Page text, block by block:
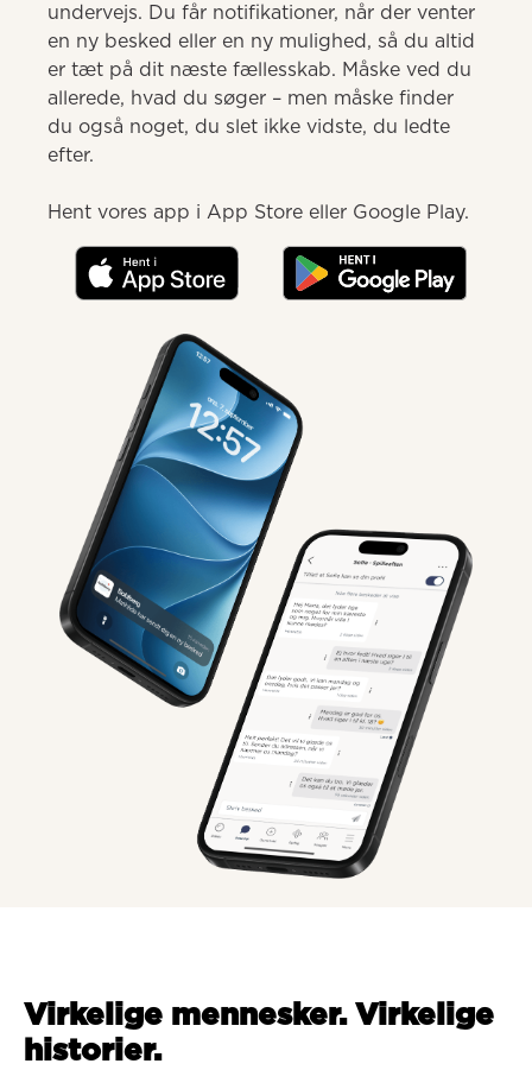
undervejs. Du får notifikationer, når der venter
en ny besked eller en ny mulighed, så du altid
er tæt på dit næste fællesskab. Måske ved du
allerede, hvad du søger – men måske finder
du også noget, du slet ikke vidste, du ledte
efter.
Hent vores app i App Store eller Google Play.
Virkelige mennesker. Virkelige
historier.